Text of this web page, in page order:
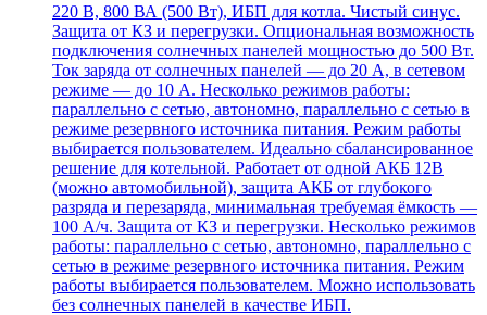
220 В, 800 ВА (500 Вт), ИБП для котла. Чистый синус.
Защита от КЗ и перегрузки. Опциональная возможность
подключения солнечных панелей мощностью до 500 Вт.
Ток заряда от солнечных панелей — до 20 А, в сетевом
режиме — до 10 А. Несколько режимов работы:
параллельно с сетью, автономно, параллельно с сетью в
режиме резервного источника питания. Режим работы
выбирается пользователем. Идеально сбалансированное
решение для котельной. Работает от одной АКБ 12В
(можно автомобильной), защита АКБ от глубокого
разряда и перезаряда, минимальная требуемая ёмкость —
100 А/ч. Защита от КЗ и перегрузки. Несколько режимов
работы: параллельно с сетью, автономно, параллельно с
сетью в режиме резервного источника питания. Режим
работы выбирается пользователем. Можно использовать
без солнечных панелей в качестве ИБП.